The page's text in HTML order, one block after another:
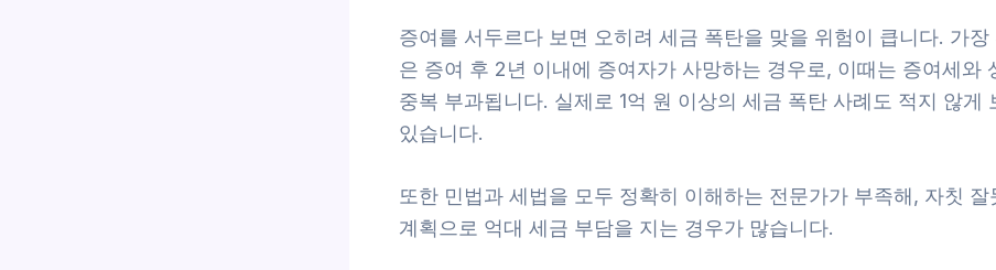
증여를 서두르다 보면 오히려 세금 폭탄을 맞을 위험이 큽니다. 가장
은 증여 후 2년 이내에 증여자가 사망하는 경우로, 이때는 증여세와
중복 부과됩니다. 실제로 1억 원 이상의 세금 폭탄 사례도 적지 않게
있습니다.
또한 민법과 세법을 모두 정확히 이해하는 전문가가 부족해, 자칫 잘
계획으로 억대 세금 부담을 지는 경우가 많습니다.